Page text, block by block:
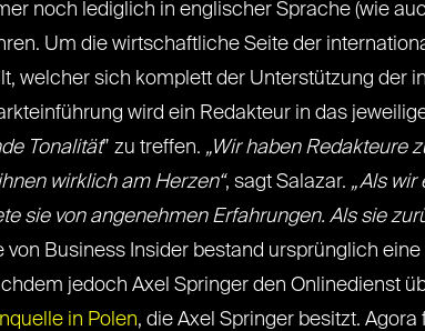
noch lediglich in englischer Sprache (wie
Um die wirtschaftliche Seite der
welcher sich komplett der Unterstützung der
wird ein Redakteur in das
Tonalität” zu treffen. „Wir haben Redakteure
wirklich am Herzen“, sagt Salazar. „Als wir
sie von angenehmen Erfahrungen. Als sie
von Business Insider bestand ursprünglich
jedoch Axel Springer den Onlinedienst
in Polen, die Axel Springer besitzt.